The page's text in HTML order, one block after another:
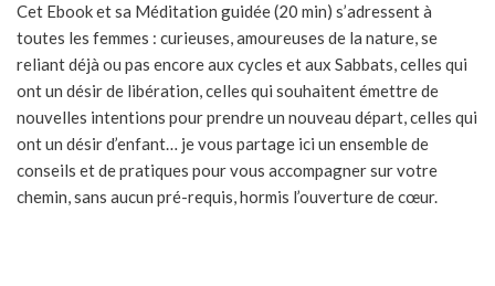
Cet Ebook et sa Méditation guidée (20 min) s’adressent à
toutes les femmes : curieuses, amoureuses de la nature, se
reliant déjà ou pas encore aux cycles et aux Sabbats, celles qui
ont un désir de libération, celles qui souhaitent émettre de
nouvelles intentions pour prendre un nouveau départ, celles qui
ont un désir d’enfant… je vous partage ici un ensemble de
conseils et de pratiques pour vous accompagner sur votre
chemin, sans aucun pré-requis, hormis l’ouverture de cœur.